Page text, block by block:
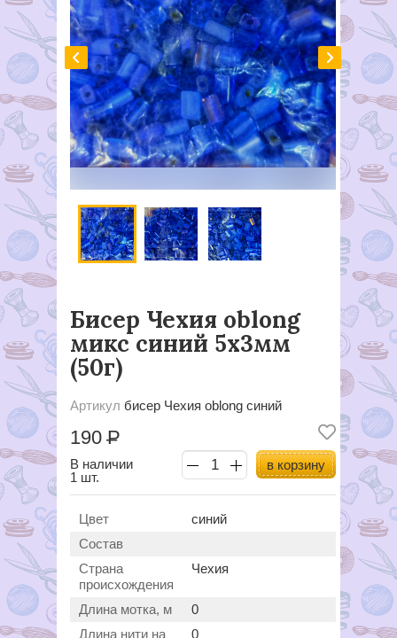
Бисер Чехия oblong
микс синий 5х3мм
(50г)
Артикул бисер Чехия oblong синий
190Р
В наличии
1 шт.
в корзину
Цвет
синий
Состав
Страна
происхождения
Чехия
Длина мотка, м
0
Длина нити на
0